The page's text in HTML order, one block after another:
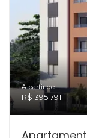
A partir de:
R$ 395.791